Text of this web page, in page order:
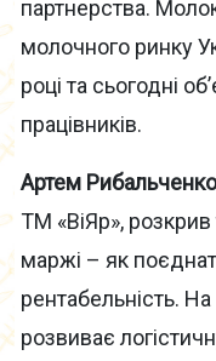
партнерства.
молочного ринку
році та сьогодні
працівників.
Артем Рибальченко
ТМ «ВіЯр»,
маржі – як
рентабельність.
розвиває